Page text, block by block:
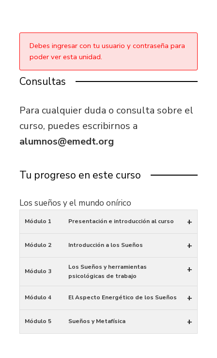
Debes ingresar con tu usuario y contraseña para
poder ver esta unidad.
Consultas
Para cualquier duda o consulta sobre el
curso, puedes escribirnos a
alumnos@emedt.org
Tu progreso en este curso
Los sueños y el mundo onírico
Módulo 1 Presentación e introducción al curso +
Módulo 2 Introducción a los Sueños +
Módulo 3
Los Sueños y herramientas
psicológicas de trabajo
+
Módulo 4 El Aspecto Energético de los Sueños +
Módulo 5 Sueños y Metafísica +